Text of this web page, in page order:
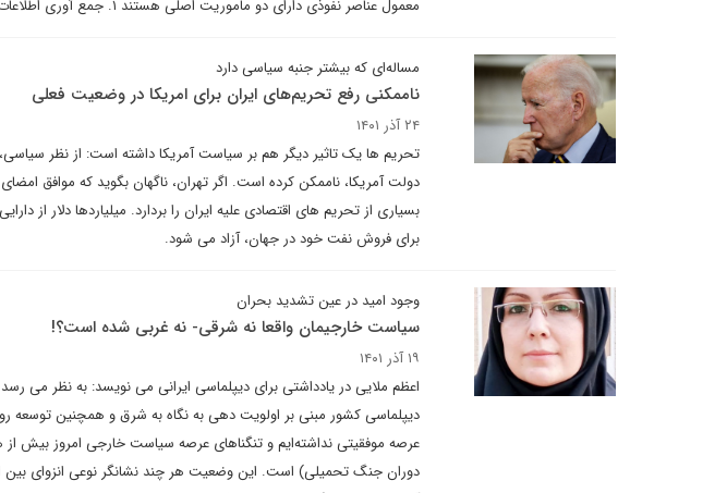
معمول عناصر نفوذی دارای دو ماموریت اصلی هستند ۱. جمع آوری اطلاعات (جاسوسی) ۲. خرابکاری.
مساله‌ای که بیشتر جنبه سیاسی دارد
ناممکنی رفع تحریم‌های ایران برای امریکا در وضعیت فعلی
۲۴ آذر ۱۴۰۱
تحریم ها یک تاثیر دیگر هم بر سیاست آمریکا داشته است: از نظر
دولت آمریکا، ناممکن کرده است. اگر تهران، ناگهان بگوید که موافق
بسیاری از تحریم های اقتصادی علیه ایران را بردارد. میلیاردها دلار از
برای فروش نفت خود در جهان، آزاد می شود.
وجود امید در عین تشدید بحران
سیاست خارجیمان واقعا نه شرقی- نه غربی شده است؟!
۱۹ آذر ۱۴۰۱
اعظم ملایی در یادداشتی برای دیپلماسی ایرانی می نویسد: به نظر می
دیپلماسی کشور مبنی بر اولویت دهی به نگاه به شرق و همچنین توسعه
عرصه موفقیتی نداشته‌ایم و تنگناهای عرصه سیاست خارجی امروز بیش
دوران جنگ تحمیلی) است. این وضعیت هر چند نشانگر نوعی انزوای بین